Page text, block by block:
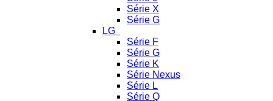
Série X
Série G
LG
Série F
Série G
Série K
Série Nexus
Série L
Série Q